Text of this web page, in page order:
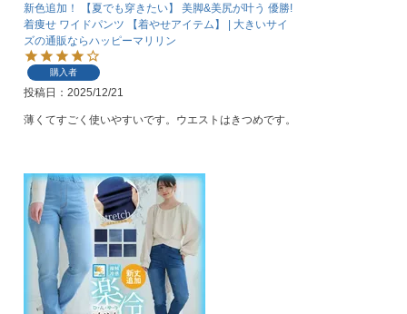
新色追加！ 【夏でも穿きたい】 美脚&美尻が叶う 優勝!
着痩せ ワイドパンツ 【着やせアイテム】 | 大きいサイ
ズの通販ならハッピーマリリン
購入者
投稿日 2025/12/21
薄くてすごく使いやすいです。ウエストはきつめです。